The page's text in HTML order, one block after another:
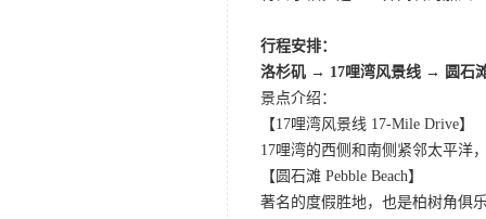
行程安排：
洛杉矶 → 17哩湾风景线 → 圆石
景点介绍：
【17哩湾风景线 17-Mile Drive】
17哩湾的西侧和南侧紧邻太平洋
【圆石滩 Pebble Beach】
著名的度假胜地，也是柏树角俱